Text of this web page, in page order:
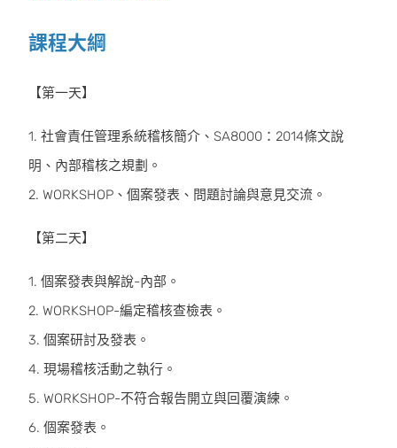
課程大綱
【第一天】
1. 社會責任管理系統稽核簡介、SA8000：2014條文說
明、內部稽核之規劃。
2. WORKSHOP、個案發表、問題討論與意見交流。
【第二天】
1. 個案發表與解說-內部。
2. WORKSHOP-編定稽核查檢表。
3. 個案研討及發表。
4. 現場稽核活動之執行。
5. WORKSHOP-不符合報告開立與回覆演練。
6. 個案發表。